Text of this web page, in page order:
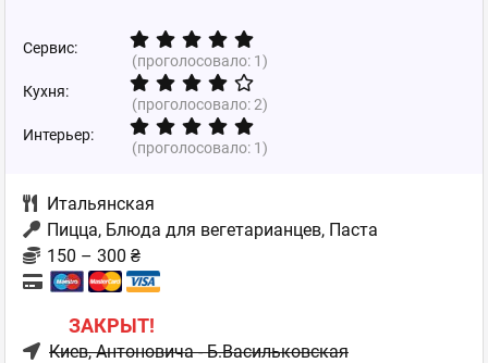
Сервис:
(проголосовало: 1)
Кухня:
(проголосовало:2)
Интерьер:
(проголосовало: 1)
Итальянская
Пицца, Блюда для вегетарианцев, Паста
150 – 300 ₴
ЗАКРЫТ!
Киев, Антоновича - Б.Васильковская